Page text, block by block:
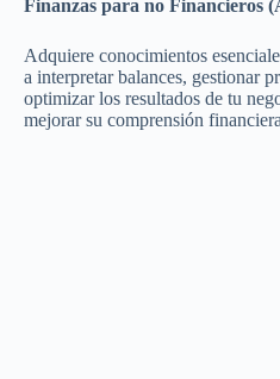
Finanzas para no Financieros
Adquiere conocimientos
a interpretar balances, gestionar
optimizar los resultados de tu
mejorar su comprensión